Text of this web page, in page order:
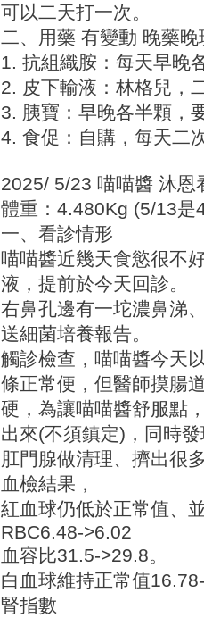
可以二天打一次。
二、用藥 有變動 晚藥晚
1. 抗組織胺：每天早晚
2. 皮下輸液：林格兒，
3. 胰寶：早晚各半顆，
4. 食促：自購，每天二
2025/ 5/23 喵喵醬 沐恩
體重：4.480Kg (5/13是
一、看診情形
喵喵醬近幾天食慾很不
液，提前於今天回診。
右鼻孔邊有一坨濃鼻涕
送細菌培養報告。
觸診檢查，喵喵醬今天
條正常便，但醫師摸腸
硬，為讓喵喵醬舒服點
出來(不須鎮定)，同時
肛門腺做清理、擠出很
血檢結果，
紅血球仍低於正常值、
RBC6.48->6.02
血容比31.5->29.8。
白血球維持正常值
腎指數